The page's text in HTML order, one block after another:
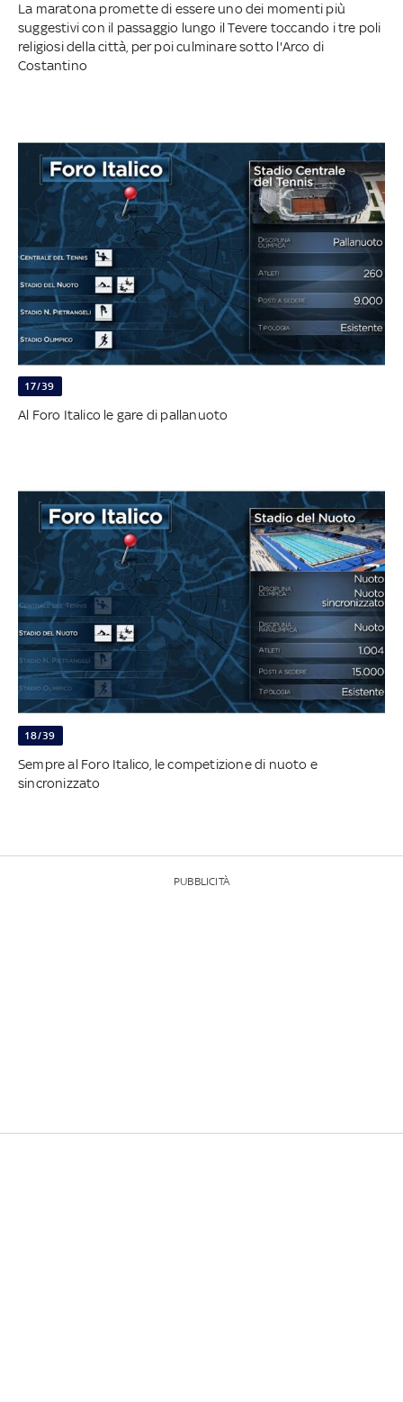
La maratona promette di essere uno dei momenti più
suggestivi con il passaggio lungo il Tevere toccando i tre poli
religiosi della città, per poi culminare sotto l'Arco di
Costantino
17/39
Al Foro Italico le gare di pallanuoto
18/39
Sempre al Foro Italico, le competizione di nuoto e
sincronizzato
PUBBLICITÀ